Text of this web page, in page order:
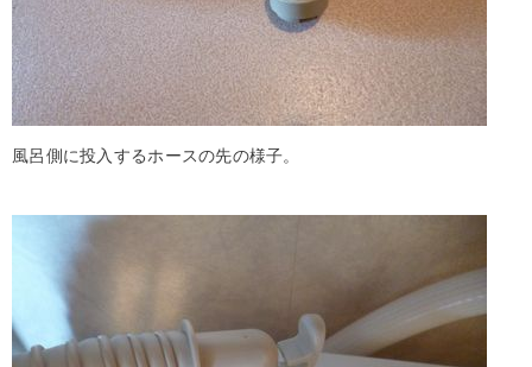
風呂側に投入するホースの先の様子。